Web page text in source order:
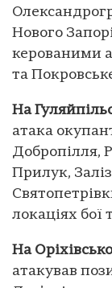
Нового
керованими
та
На
атака
Добропілля,
Прилук,
локаціях бої
На
атакував